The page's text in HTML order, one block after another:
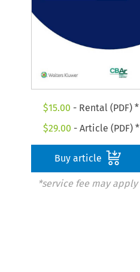
$15.00 - Rental (PDF) *
$29.00 - Article (PDF) *
Buy article
*service fee may apply